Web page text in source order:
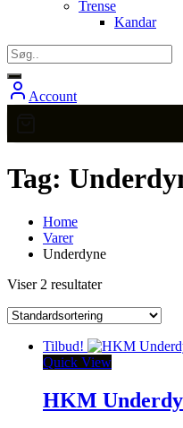
Trense
Kandar
Account
Tag:
Home
Varer
Underdyne
Viser 2 resultater
Tilbud!
Quick View
HKM